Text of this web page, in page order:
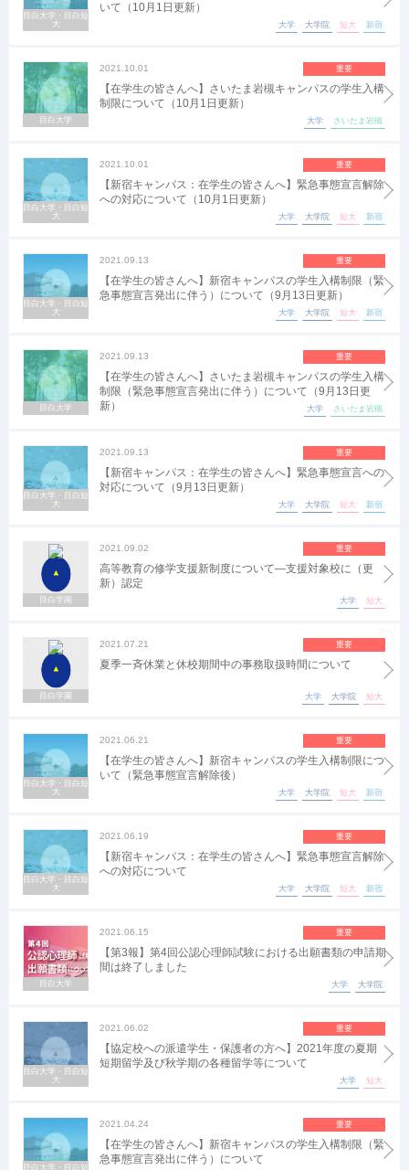
いて（10月1日更新）
大学 大学院 短大 新宿
目白大学・目白短
大
2021.10.01 重要
【在学生の皆さんへ】さいたま岩槻キャンパスの学生入構
制限について（10月1日更新）
大学 さいたま岩槻
目白大学
2021.10.01 重要
【新宿キャンパス：在学生の皆さんへ】緊急事態宣言解除
への対応について（10月1日更新）
大学 大学院 短大 新宿
目白大学・目白短
大
2021.09.13 重要
【在学生の皆さんへ】新宿キャンパスの学生入構制限（緊
急事態宣言発出に伴う）について（9月13日更新）
大学 大学院 短大 新宿
目白大学・目白短
大
2021.09.13 重要
【在学生の皆さんへ】さいたま岩槻キャンパスの学生入構
制限（緊急事態宣言発出に伴う）について（9月13日更
新）
大学 さいたま岩槻
目白大学
2021.09.13 重要
【新宿キャンパス：在学生の皆さんへ】緊急事態宣言への
対応について（9月13日更新）
大学 大学院 短大 新宿
目白大学・目白短
大
2021.09.02 重要
高等教育の修学支援新制度について―支援対象校に（更
新）認定
大学 短大
目白学園
2021.07.21 重要
夏季一斉休業と休校期間中の事務取扱時間について
大学 大学院 短大
目白学園
2021.06.21 重要
【在学生の皆さんへ】新宿キャンパスの学生入構制限につ
いて（緊急事態宣言解除後）
大学 大学院 短大 新宿
目白大学・目白短
大
2021.06.19 重要
【新宿キャンパス：在学生の皆さんへ】緊急事態宣言解除
への対応について
大学 大学院 短大 新宿
目白大学・目白短
大
2021.06.15 重要
【第3報】第4回公認心理師試験における出願書類の申請期
間は終了しました
大学 大学院
目白大学
2021.06.02 重要
【協定校への派遣学生・保護者の方へ】2021年度の夏期
短期留学及び秋学期の各種留学等について
大学 短大
目白大学・目白短
大
2021.04.24 重要
【在学生の皆さんへ】新宿キャンパスの学生入構制限（緊
急事態宣言発出に伴う）について
目白大学・目白短